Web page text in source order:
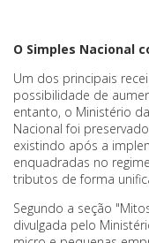
O Simples Nacional
Um dos principais
possibilidade de
entanto, o Ministério
Nacional foi
existindo após a
enquadradas no
tributos de forma
Segundo a seção
divulgada pelo